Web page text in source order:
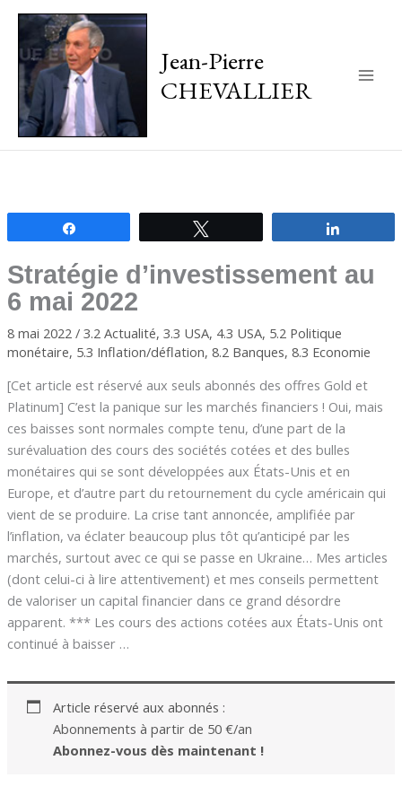
Jean-Pierre
CHEVALLIER
Stratégie d’investissement au
6 mai 2022
8 mai 2022 / 3.2 Actualité, 3.3 USA, 4.3 USA, 5.2 Politique
monétaire, 5.3 Inflation/déflation, 8.2 Banques, 8.3 Economie
[Cet article est réservé aux seuls abonnés des offres Gold et
Platinum] C’est la panique sur les marchés financiers ! Oui, mais
ces baisses sont normales compte tenu, d’une part de la
surévaluation des cours des sociétés cotées et des bulles
monétaires qui se sont développées aux États-Unis et en
Europe, et d’autre part du retournement du cycle américain qui
vient de se produire. La crise tant annoncée, amplifiée par
l’inflation, va éclater beaucoup plus tôt qu’anticipé par les
marchés, surtout avec ce qui se passe en Ukraine… Mes articles
(dont celui-ci à lire attentivement) et mes conseils permettent
de valoriser un capital financier dans ce grand désordre
apparent. *** Les cours des actions cotées aux États-Unis ont
continué à baisser …
Article réservé aux abonnés :
Abonnements à partir de 50 €/an
Abonnez-vous dès maintenant !